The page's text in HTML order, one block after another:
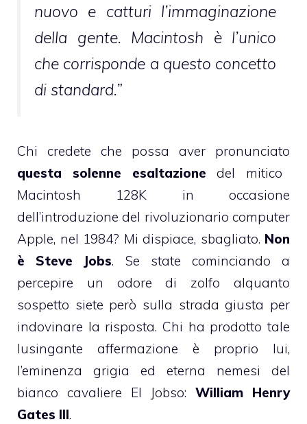
nuovo e catturi l’immaginazione
della gente. Macintosh è l’unico
che corrisponde a questo concetto
di standard.”
Chi credete che possa aver pronunciato
questa solenne esaltazione del mitico
Macintosh 128K in occasione
dell’introduzione del rivoluzionario computer
Apple, nel 1984? Mi dispiace, sbagliato. Non
è Steve Jobs. Se state cominciando a
percepire un odore di zolfo alquanto
sospetto siete però sulla strada giusta per
indovinare la risposta. Chi ha prodotto tale
lusingante affermazione è proprio lui,
l’eminenza grigia ed eterna nemesi del
bianco cavaliere El Jobso: William Henry
Gates III.